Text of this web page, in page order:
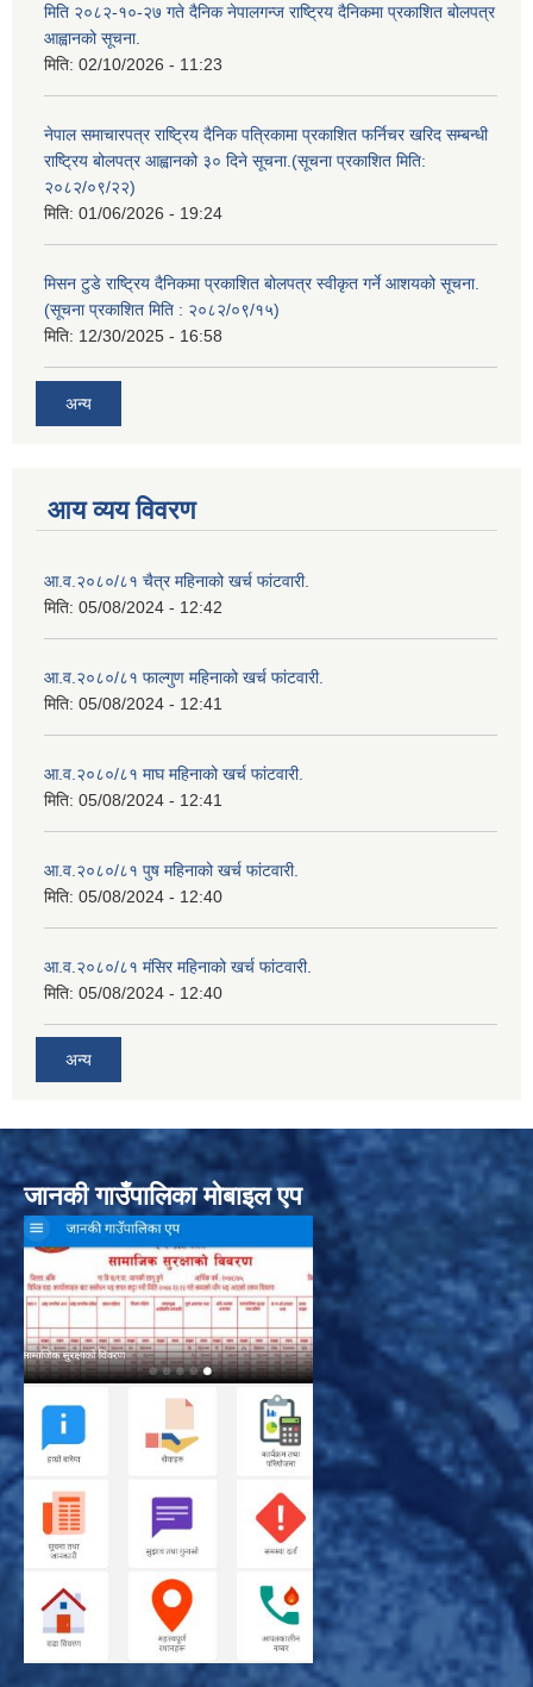
मिति २०८२-१०-२७ गते दैनिक नेपालगन्ज राष्ट्रिय दैनिकमा प्रकाशित बोलपत्र
आह्वानको सूचना.
मिति: 02/10/2026 - 11:23
नेपाल समाचारपत्र राष्ट्रिय दैनिक पत्रिकामा प्रकाशित फर्निचर खरिद सम्बन्धी
राष्ट्रिय बोलपत्र आह्वानको ३० दिने सूचना.(सूचना प्रकाशित मिति:
२०८२/०९/२२)
मिति: 01/06/2026 - 19:24
मिसन टुडे राष्ट्रिय दैनिकमा प्रकाशित बोलपत्र स्वीकृत गर्ने आशयको सूचना.
(सूचना प्रकाशित मिति : २०८२/०९/१५)
मिति: 12/30/2025 - 16:58
अन्य
आय व्यय विवरण
आ.व.२०८०/८१ चैत्र महिनाको खर्च फांटवारी.
मिति: 05/08/2024 - 12:42
आ.व.२०८०/८१ फाल्गुण महिनाको खर्च फांटवारी.
मिति: 05/08/2024 - 12:41
आ.व.२०८०/८१ माघ महिनाको खर्च फांटवारी.
मिति: 05/08/2024 - 12:41
आ.व.२०८०/८१ पुष महिनाको खर्च फांटवारी.
मिति: 05/08/2024 - 12:40
आ.व.२०८०/८१ मंसिर महिनाको खर्च फांटवारी.
मिति: 05/08/2024 - 12:40
अन्य
जानकी गाउँपालिका मोबाइल एप